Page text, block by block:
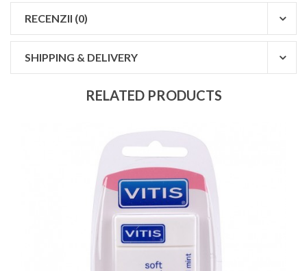
RECENZII (0)
SHIPPING & DELIVERY
RELATED PRODUCTS